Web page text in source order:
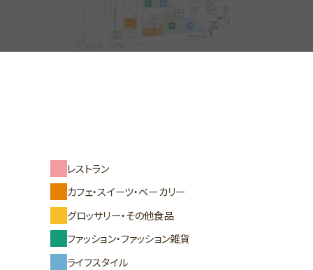
レストラン
カフェ・スイーツ・ベーカリー
グロッサリー・その他食品
ファッション・ファッション雑貨
ライフスタイル